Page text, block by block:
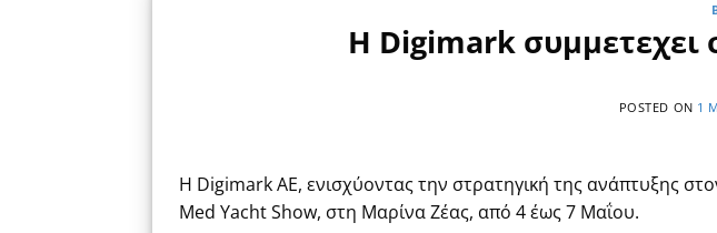
Η Digimark συμμετεχει
POSTED ON 1
H Digimark ΑΕ, ενισχύοντας την στρατηγική της ανάπτυξης
Med Yacht Show, στη Μαρίνα Ζέας, από 4 έως 7 Μαΐου.